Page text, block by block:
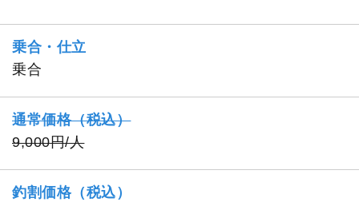
乗合・仕立
乗合
通常価格（税込）
9,000円/人
釣割価格（税込）